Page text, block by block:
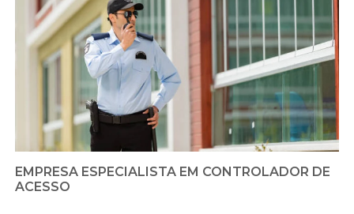
EMPRESA ESPECIALISTA EM CONTROLADOR DE
ACESSO